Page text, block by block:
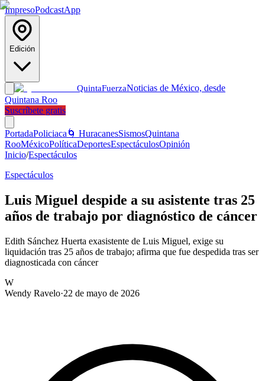
ImpresoPodcastApp
Edición
QuintaFuerzaNoticias de México, desde
Quintana Roo
Suscríbete gratis
PortadaPoliciaca 🌀 HuracanesSismosQuintana
RooMéxicoPolíticaDeportesEspectáculosOpinión
Inicio/Espectáculos
Espectáculos
Luis Miguel despide a su asistente tras 25
años de trabajo por diagnóstico de cáncer
Edith Sánchez Huerta exasistente de Luis Miguel, exige su
liquidación tras 25 años de trabajo; afirma que fue despedida tras ser
diagnosticada con cáncer
W
Wendy Ravelo·22 de mayo de 2026